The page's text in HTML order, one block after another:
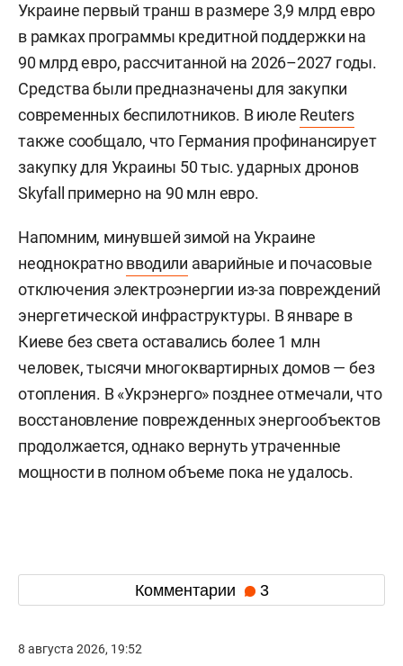
Украине первый транш в размере 3,9 млрд евро
в рамках программы кредитной поддержки на
90 млрд евро, рассчитанной на 2026–2027 годы.
Средства были предназначены для закупки
современных беспилотников. В июле Reuters
также сообщало, что Германия профинансирует
закупку для Украины 50 тыс. ударных дронов
Skyfall примерно на 90 млн евро.
Напомним, минувшей зимой на Украине
неоднократновводили аварийные и почасовые
отключения электроэнергии из-за повреждений
энергетической инфраструктуры. В январе в
Киеве без света оставались более 1 млн
человек, тысячи многоквартирных домов — без
отопления. В «Укрэнерго» позднее отмечали, что
восстановление поврежденных энергообъектов
продолжается, однако вернуть утраченные
мощности в полном объеме пока не удалось.
Комментарии 3
8 августа 2026, 19:52